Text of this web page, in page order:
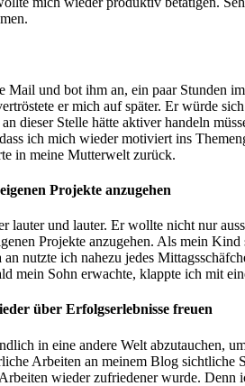
Mail und bot ihm an, ein paar Stunden
er mich auf später. Er würde
dieser Stelle hätte aktiver handeln
ich mich wieder motiviert ins
in meine Mutterwelt zurück.
Projekte anzugehen
lauter und lauter. Er wollte nicht nur
Projekte anzugehen. Als mein
nutzte ich nahezu jedes
mein Sohn erwachte, klappte ich mit
über Erfolgserlebnisse freuen
in eine andere Welt abzutauchen,
Arbeiten an meinem Blog
wieder zufriedener wurde.